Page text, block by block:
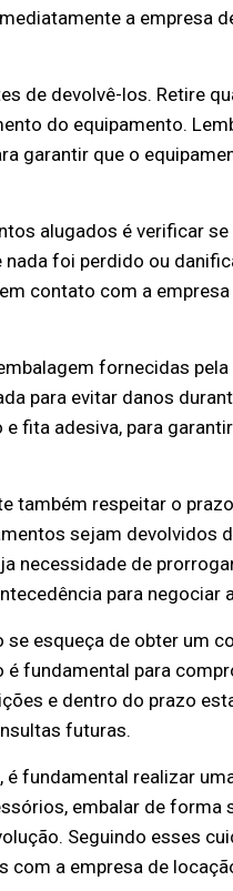
a empresa
de devolvê-los. Retire
do equipamento.
garantir que o
alugados é verificar
foi perdido ou
contato com a
fornecidas pela
para evitar danos
fita adesiva, para
também respeitar o
sejam devolvidos
necessidade de
para negociar
esqueça de obter um
fundamental para
e dentro do prazo
futuras.
fundamental realizar
embalar de forma
Seguindo esses
com a empresa de